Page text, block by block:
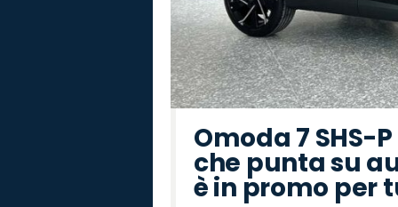
Omoda 7 SHS-
che punta su
è in promo per